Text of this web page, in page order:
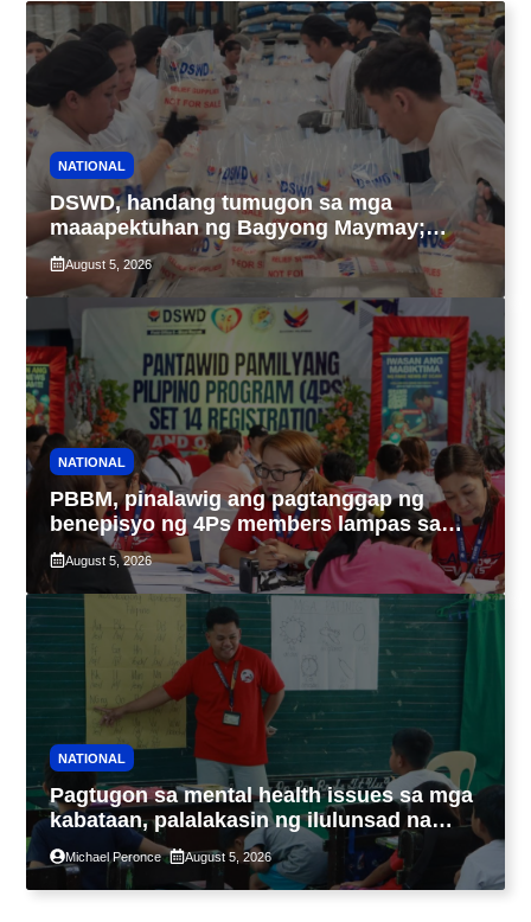
NATIONAL
DSWD, handang tumugon sa mga
maaapektuhan ng Bagyong Maymay;
araw-araw na paggawa ng FFPs, tiniyak
August 5, 2026
NATIONAL
PBBM, pinalawig ang pagtanggap ng
benepisyo ng 4Ps members lampas sa
maximum 7-year-period
August 5, 2026
NATIONAL
Pagtugon sa mental health issues sa mga
kabataan, palalakasin ng ilulunsad na
‘Tara, Usap!’ program ng DSWD
Michael Peronce August 5, 2026